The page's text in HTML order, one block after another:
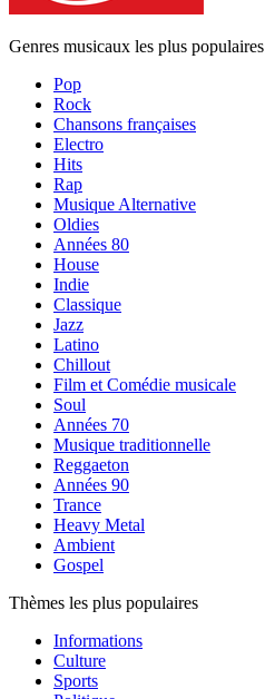
Genres musicaux les plus populaires
Pop
Rock
Chansons françaises
Electro
Hits
Rap
Musique Alternative
Oldies
Années 80
House
Indie
Classique
Jazz
Latino
Chillout
Film et Comédie musicale
Soul
Années 70
Musique traditionnelle
Reggaeton
Années 90
Trance
Heavy Metal
Ambient
Gospel
Thèmes les plus populaires
Informations
Culture
Sports